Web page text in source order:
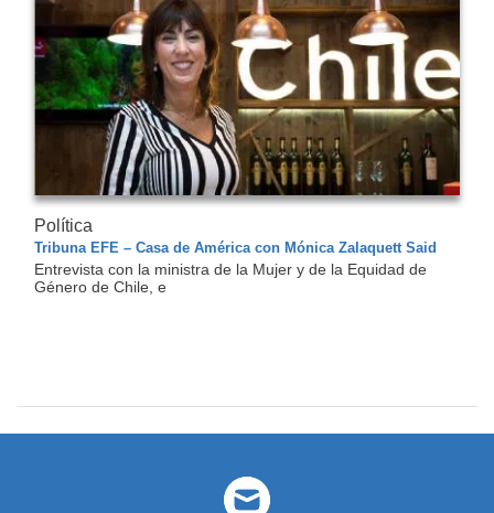
Política
Tribuna EFE – Casa de América con Mónica Zalaquett Said
Entrevista con la ministra de la Mujer y de la Equidad de
Género de Chile, e